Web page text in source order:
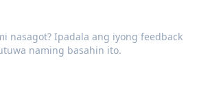
nasagot? Ipadala ang iyong feedback
naming basahin ito.